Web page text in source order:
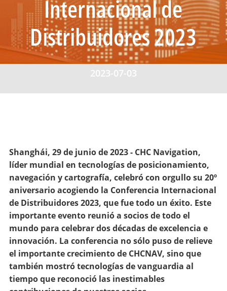
Internacional de
Distribuidores 2023
2023-07-03
Shanghái, 29 de junio de 2023 - CHC Navigation,
líder mundial en tecnologías de posicionamiento,
navegación y cartografía, celebró con orgullo su 20º
aniversario acogiendo la Conferencia Internacional
de Distribuidores 2023, que fue todo un éxito. Este
importante evento reunió a socios de todo el
mundo para celebrar dos décadas de excelencia e
innovación. La conferencia no sólo puso de relieve
el importante crecimiento de CHCNAV, sino que
también mostró tecnologías de vanguardia al
tiempo que reconoció las inestimables